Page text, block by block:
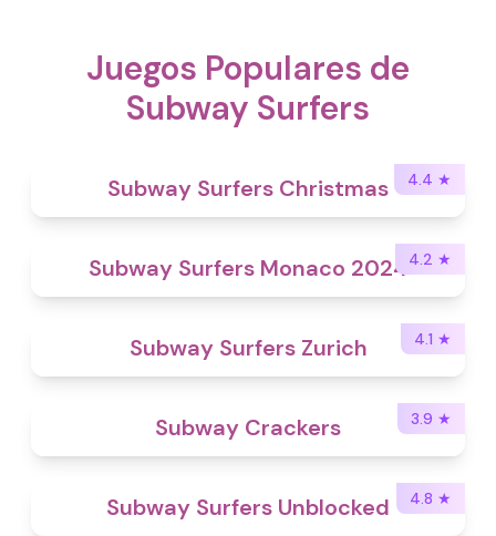
Juegos Populares de
Subway Surfers
4.4 ★
Subway Surfers Christmas
4.2 ★
Subway Surfers Monaco 2024
4.1 ★
Subway Surfers Zurich
3.9 ★
Subway Crackers
4.8 ★
Subway Surfers Unblocked